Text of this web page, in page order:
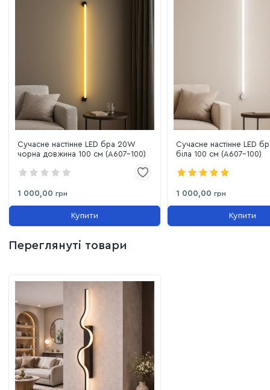
до 30 000 годин роботи при мінімальному споживанні
електроенергії.
Сучасне настінне LED бра 20W
чорна довжина 100 см (A607-100)
1 000,00 грн
Купити
Сучасне настінне LED
біла 100 см (A607-100)
1 000,00 грн
Купити
Переглянуті товари